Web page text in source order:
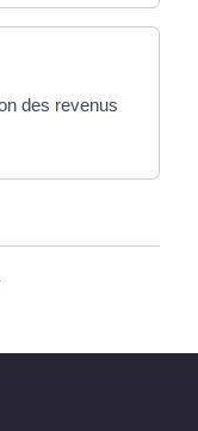
des revenus